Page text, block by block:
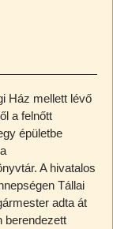
Ház mellett lévő
a felnőtt
épületbe
A hivatalos
Tállai
adta át
berendezett